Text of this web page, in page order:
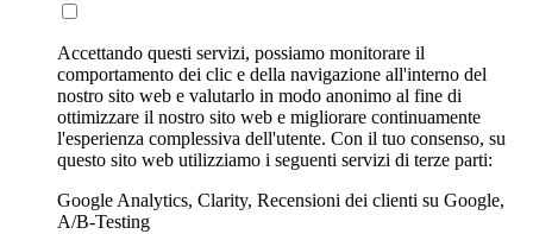
Accettando questi servizi, possiamo monitorare il
comportamento dei clic e della navigazione all'interno del
nostro sito web e valutarlo in modo anonimo al fine di
ottimizzare il nostro sito web e migliorare continuamente
l'esperienza complessiva dell'utente. Con il tuo consenso, su
questo sito web utilizziamo i seguenti servizi di terze parti:
Google Analytics, Clarity, Recensioni dei clienti su Google,
A/B-Testing